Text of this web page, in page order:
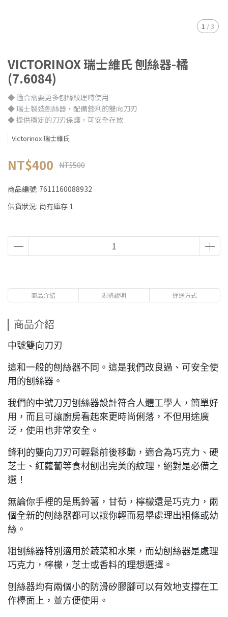
1 /3
VICTORINOX 瑞士維氏 刨絲器-橘
(7.6084)
◆ 適合需要更多刨絲紋理時使用
◆ 瑞士製造刨絲器，配備鋒利的雙向刀刃
◆ 提供穩定的刀刃保護，可安全存放
Victorinox 瑞士維氏
NT$400 NT$500
商品編號: 7611160088932
供貨狀況: 尚有庫存 1
商品介紹 規格說明 運送方式
商品介紹
中號雙向刀刃
這和一般的刨絲器不同。這是我們改良過、可安全使
用的刨絲器。
我們的中號刀刃刨絲器設計符合人體工學人，簡單好
用，而且可讓廚房看起來更時尚俐落，不但用途廣
泛，使用也非常安全。
鋒利的雙向刀刃可輕鬆前後移動，適合為巧克力、硬
芝士、紅蘿蔔等食材刨出完美的紋理，絕對是必備之
選！
無論你手裡的是馬鈴薯，甘荀，檸檬還是巧克力，兩
個全新的刨絲器都可以讓你輕而易舉處理出粗條或幼
絲。
粗刨絲器特別適用於蔬菜和水果，而幼刨絲器是處理
巧克力，檸檬，芝士或香料的理想選擇。
刨絲器均有兩個小的防滑矽膠腳可以有效地支撐在工
作檯面上，並方便使用。